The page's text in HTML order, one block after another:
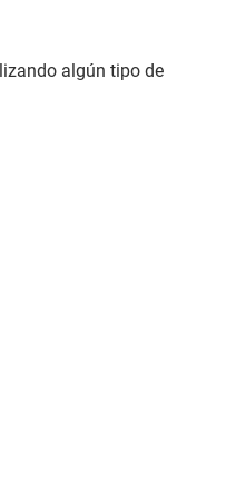
algún tipo de